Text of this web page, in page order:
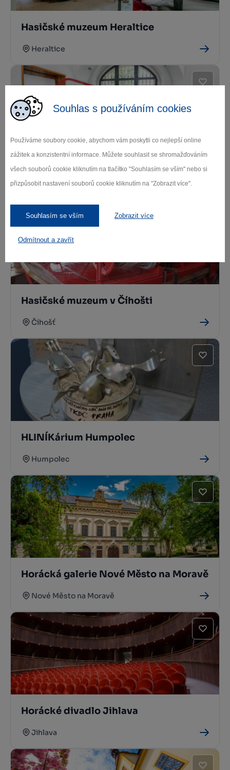
Souhlas s používáním cookies
Používáme soubory cookie, abychom vám poskytli co nejlepší online
zážitek a konzistentní informace. Můžete souhlasit se shromažďováním
všech souborů cookie kliknutím na tlačítko "Souhlasím se vším" nebo si
přizpůsobit nastavení souborů cookie kliknutím na "Zobrazit více".
Souhlasím se vším Zobrazit více
Odmítnout a zavřít
Hasičské muzeum Heraltice
Heraltice
Hasičské muzeum Přibyslav
Přibyslav
Hasičské muzeum v Číhošti
Číhošť
HLINÍKárium Humpolec
Humpolec
Horácká galerie Nové Město na Moravě
Nové Město na Moravě
Horácké divadlo Jihlava
Jihlava